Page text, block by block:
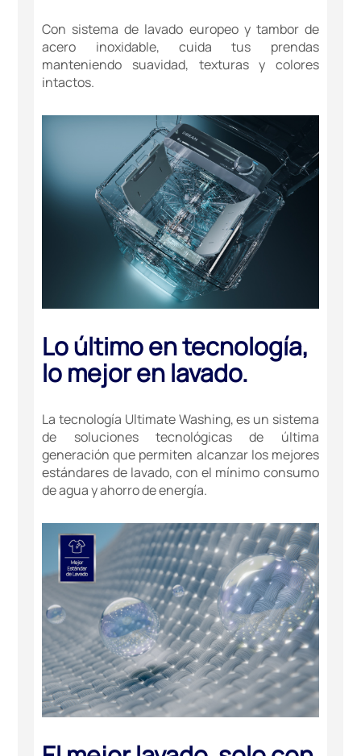
Con sistema de lavado europeo y tambor de
acero inoxidable, cuida tus prendas
manteniendo suavidad, texturas y colores
intactos.
Lo último en tecnología,
lo mejor en lavado.
La tecnología Ultimate Washing, es un sistema
de soluciones tecnológicas de última
generación que permiten alcanzar los mejores
estándares de lavado, con el mínimo consumo
de agua y ahorro de energía.